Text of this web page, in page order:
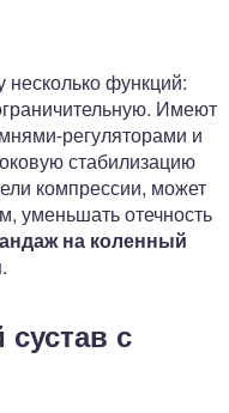
функций:
Имеют
регуляторами и
стабилизацию
компрессии, может
уменьшать отечность
на коленный
.
с